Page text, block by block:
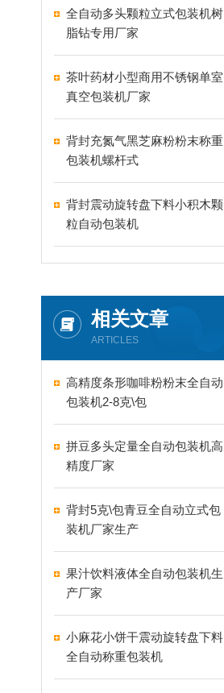
全自动多头颗粒立式包装机树
脂钻专用厂家
茶叶药材小型商用不锈钢单室
真空包装机厂家
背封充氮气黑芝麻粉粉末称重
包装机螺杆式
背封震动旋转盘下料小积木颗
粒自动包装机
相关文章
ARTICLES
高精度条形咖啡粉粉末全自动
包装机2-8克\包
拼豆多头定量全自动包装机高
精度厂家
背封5克\包青豆全自动立式包
装机厂家生产
果汁饮料液体全自动包装机生
产厂家
小麻花小饼干震动旋转盘下料
全自动称重包装机